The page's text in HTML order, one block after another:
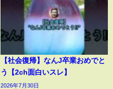
【社会復帰】なんJ卒業おめでと
う【2ch面白いスレ】
2026年7月30日